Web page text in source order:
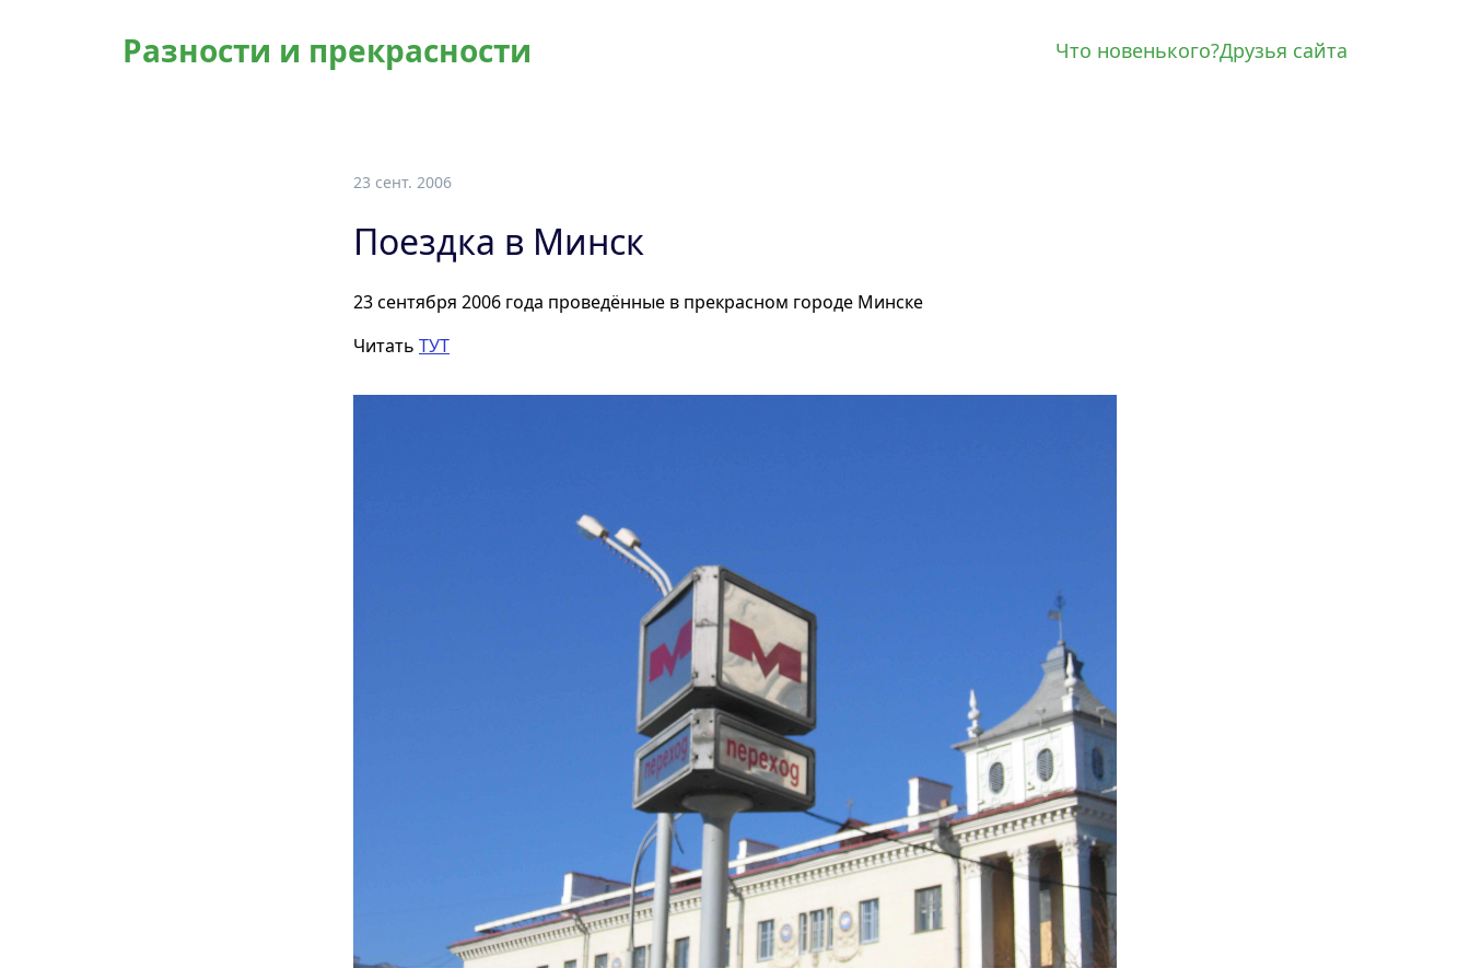
Разности и прекрасности Что новенького?Друзья сайта
23 сент. 2006
Поездка в Минск
23 сентября 2006 года проведённые в прекрасном городе Минске
Читать ТУТ